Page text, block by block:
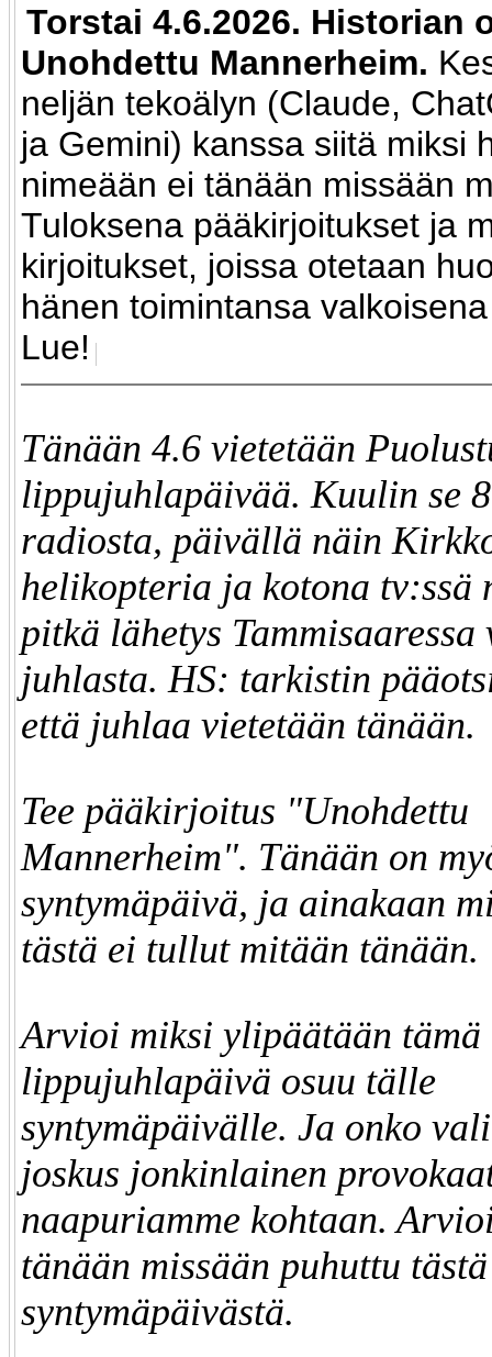
Torstai 4.6.2026. Historian
Unohdettu Mannerheim.
neljän tekoälyn (Claude,
ja Gemini) kanssa siitä miksi
nimeään ei tänään missään
Tuloksena pääkirjoitukset ja
kirjoitukset, joissa otetaan
hänen toimintansa
Lue!
Tänään 4.6 vietetään
lippujuhlapäivää. Kuulin se
radiosta, päivällä näin
helikopteria ja kotona tv:ssä
pitkä lähetys Tammisaaressa
juhlasta. HS: tarkistin
että juhlaa vietetään tänään.
Tee pääkirjoitus "Unohdettu
Mannerheim". Tänään on
syntymäpäivä, ja ainakaan
tästä ei tullut mitään tänään.
Arvioi miksi ylipäätään tämä
lippujuhlapäivä osuu tälle
syntymäpäivälle. Ja onko
joskus jonkinlainen
naapuriamme kohtaan.
tänään missään puhuttu tästä
syntymäpäivästä.